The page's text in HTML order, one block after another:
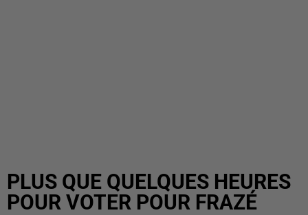
PLUS QUE QUELQUES HEURES
POUR VOTER POUR FRAZÉ